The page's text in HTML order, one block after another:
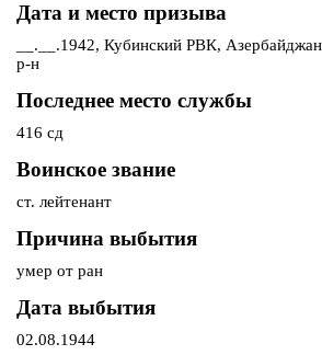
Дата и место призыва
__.__.1942, Кубинский РВК,
р-н
Последнее место службы
416 сд
Воинское звание
ст. лейтенант
Причина выбытия
умер от ран
Дата выбытия
02.08.1944